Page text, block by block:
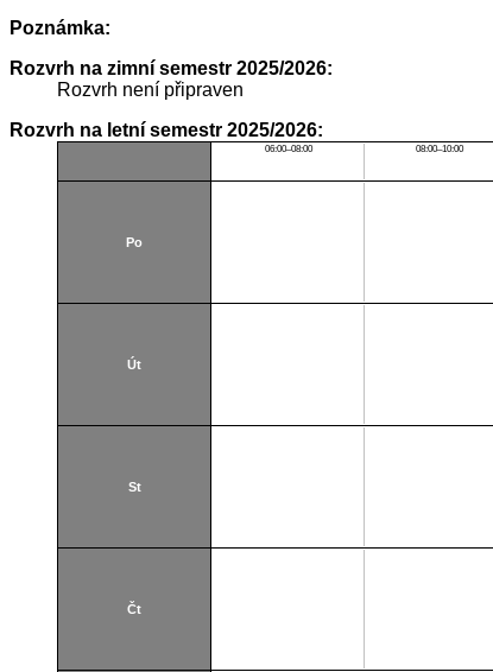
Poznámka:
Rozvrh na zimní semestr 2025/2026:
Rozvrh není připraven
Rozvrh na letní semestr 2025/2026:
06:00–08:00 08:00–10:00
Po
Út
St
Čt